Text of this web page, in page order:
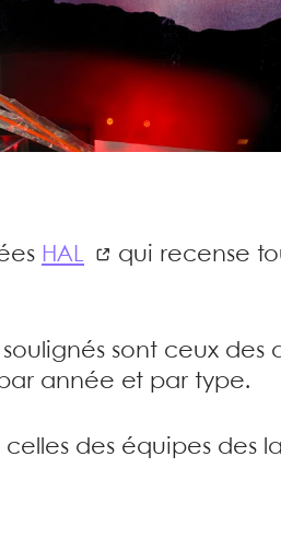
HAL
qui recense
sont ceux
année et par type.
des équipes des